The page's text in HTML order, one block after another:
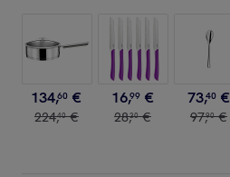
134,60 €
224,40 €
16,99 €
28,30 €
73,40 €
97,90 €